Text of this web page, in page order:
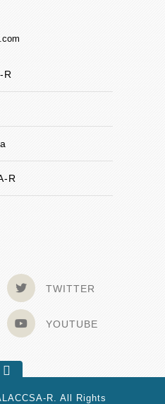
R
R
TWITTER
YOUTUBE
R. All Rights